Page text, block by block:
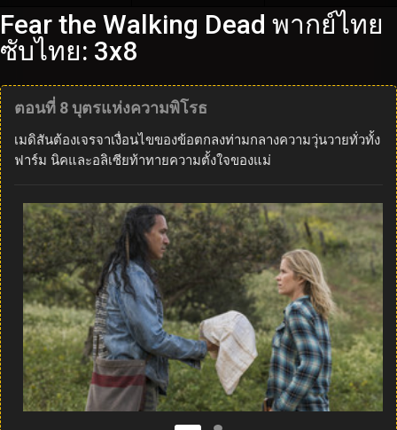
Fear the Walking Dead พากย์ไทย
ซับไทย: 3x8
ตอนที่ 8 บุตรแห่งความพิโรธ
เมดิสันต้องเจรจาเงื่อนไขของข้อตกลงท่ามกลางความวุ่นวายทั่วทั้ง
ฟาร์ม นิคและอลิเซียท้าทายความตั้งใจของแม่